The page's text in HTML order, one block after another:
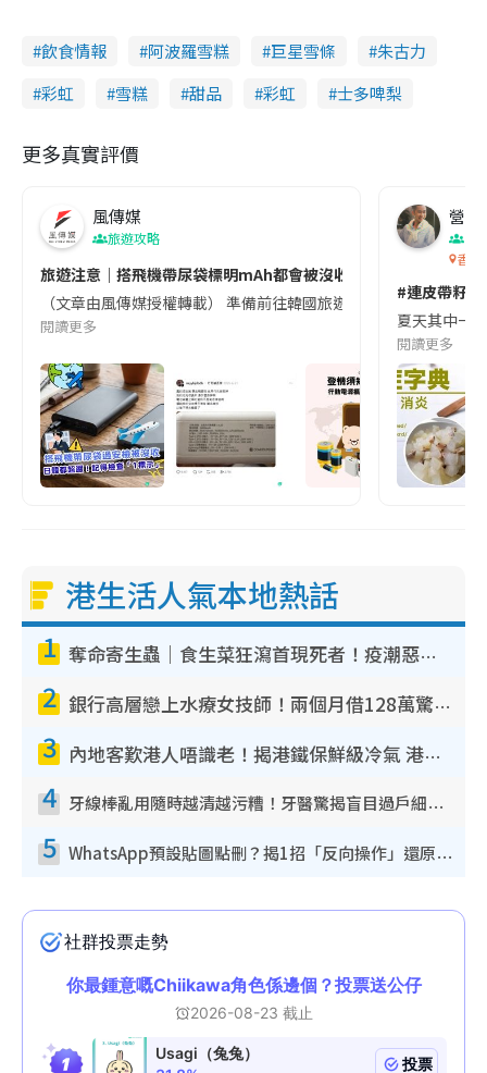
飲食情報 阿波羅雪糕 巨星雪條
朱古力
彩虹
雪糕 甜品 彩虹 士多啤梨
更多真實評價
風傳媒
旅遊攻略
旅遊注意｜搭飛機帶尿袋標明mAh都會被沒收😱出發前切記檢查
（文章由風傳媒授權轉載） 準備前往韓國旅遊的民眾，近期要
閱讀更多
營養
香港
#連皮帶籽
夏天其中一
閱讀更多
港生活人氣本地熱話
1 奪命寄生蟲｜食生菜狂瀉首現死者！疫潮惡化錄1.8萬宗病例 揭洗菜3大謬誤
2 銀行高層戀上水療女技師！兩個月借128萬驚覺「沉船」沉落火海 揭背後疑似邪教操控賣淫
3 內地客歎港人唔識老！揭港鐵保鮮級冷氣 港人求放過：咪投訴
4 牙線棒亂用隨時越清越污糟！牙醫驚揭盲目過戶細菌恐致蛀牙：呢種先係日常真保養
5 WhatsApp預設貼圖點刪？揭1招「反向操作」還原簡潔介面 附3步實測教學